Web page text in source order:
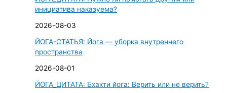
инициатива наказуема?
2026-08-03
ЙОГА-СТАТЬЯ: Йога — уборка внутреннего
пространства
2026-08-01
ЙОГА_ЦИТАТА: Бхакти йога: Верить или не верить?